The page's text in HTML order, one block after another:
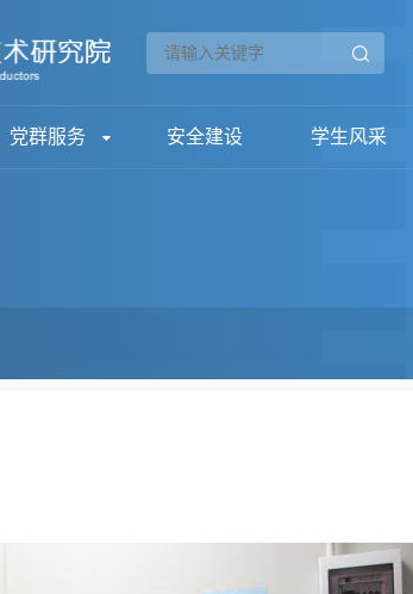
党群服务 安全建设 学生风采